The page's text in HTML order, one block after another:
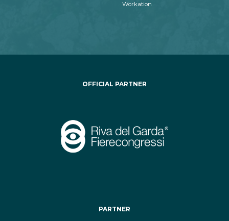
Workation
OFFICIAL PARTNER
PARTNER